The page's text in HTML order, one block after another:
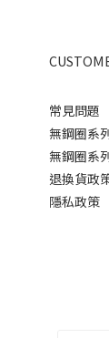
常見問題
無鋼圈系
無鋼圈系
退換貨政
隱私政策